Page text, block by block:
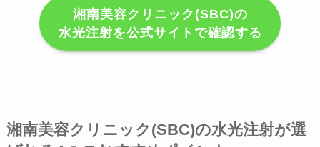
湘南美容クリニック(SBC)の
水光注射を公式サイトで確認する
湘南美容クリニック(SBC)の水光注射が選